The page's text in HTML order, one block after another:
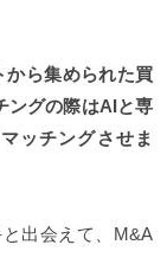
ら集められた買
ングの際はAIと専
ッチングさせま
出会えて、M&A